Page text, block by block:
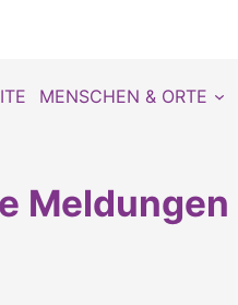
MENSCHEN & ORTE
Meldungen